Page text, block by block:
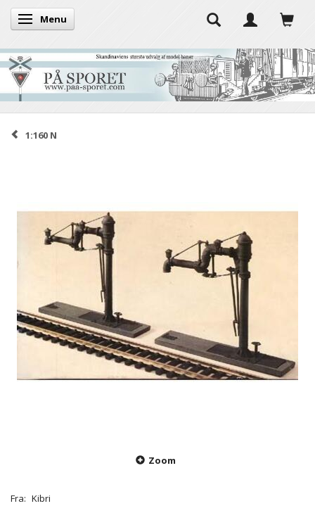
Skifte navigation
Menu
1:160 N
Zoom
Fra: Kibri